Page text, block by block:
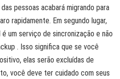
pessoas acabará migrando para
rapidamente. Em segundo lugar,
um serviço de sincronização e não
. Isso significa que se você
elas serão excluídas de
você deve ter cuidado com seus